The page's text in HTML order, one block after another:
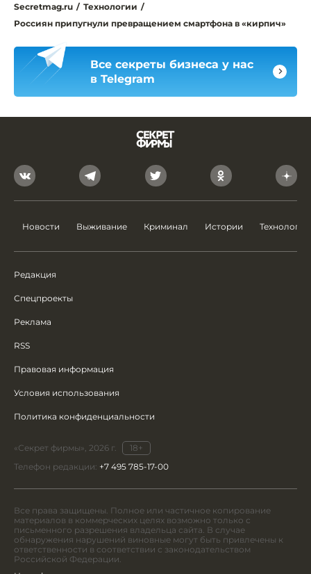
Secretmag.ru / Технологии /
Россиян припугнули превращением смартфона в «кирпич»
Все секреты бизнеса у нас
в Telegram
Новости Выживание Криминал Истории Технологии
Редакция
Спецпроекты
Реклама
RSS
Правовая информация
Условия использования
Политика конфиденциальности
«Секрет фирмы», 2026 г.
18+
Телефон редакции: +7 495 785-17-00
Все права защищены. Полное или частичное копирование
материалов в коммерческих целях возможно только с
письменного разрешения владельца сайта. В случае
обнаружения нарушений виновные могут быть привлечены к
ответственности в соответствии с законодательством
Российской Федерации.